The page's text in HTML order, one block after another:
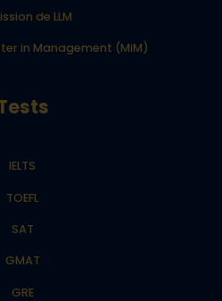
de LLM
in Management (MiM)
IELTS
TOEFL
SAT
GMAT
GRE